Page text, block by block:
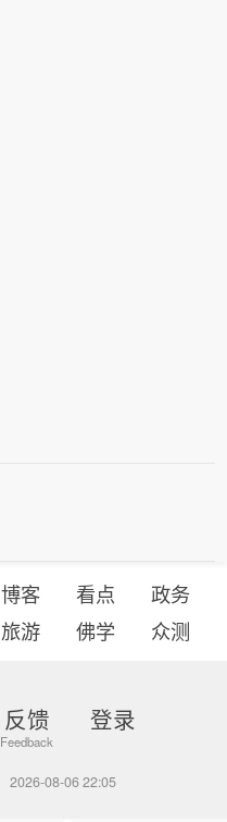
博客 看点
政务
旅游 佛学 众测
反馈 登录
2026-08-06 22:05